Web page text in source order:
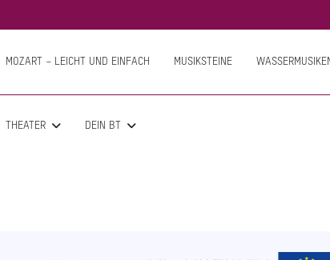
MOZART – LEICHT UND EINFACH MUSIKSTEINE
THEATER DEIN BT